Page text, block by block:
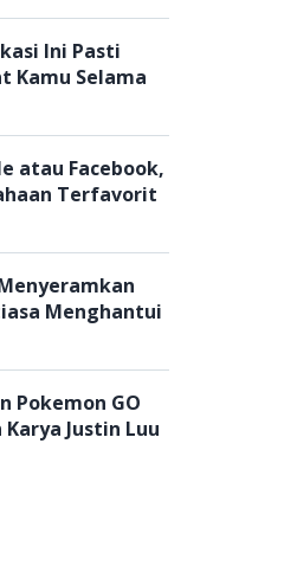
Ini Pasti
Kamu Selama
atau Facebook,
Terfavorit
Menghantui
Pokemon GO
Justin Luu